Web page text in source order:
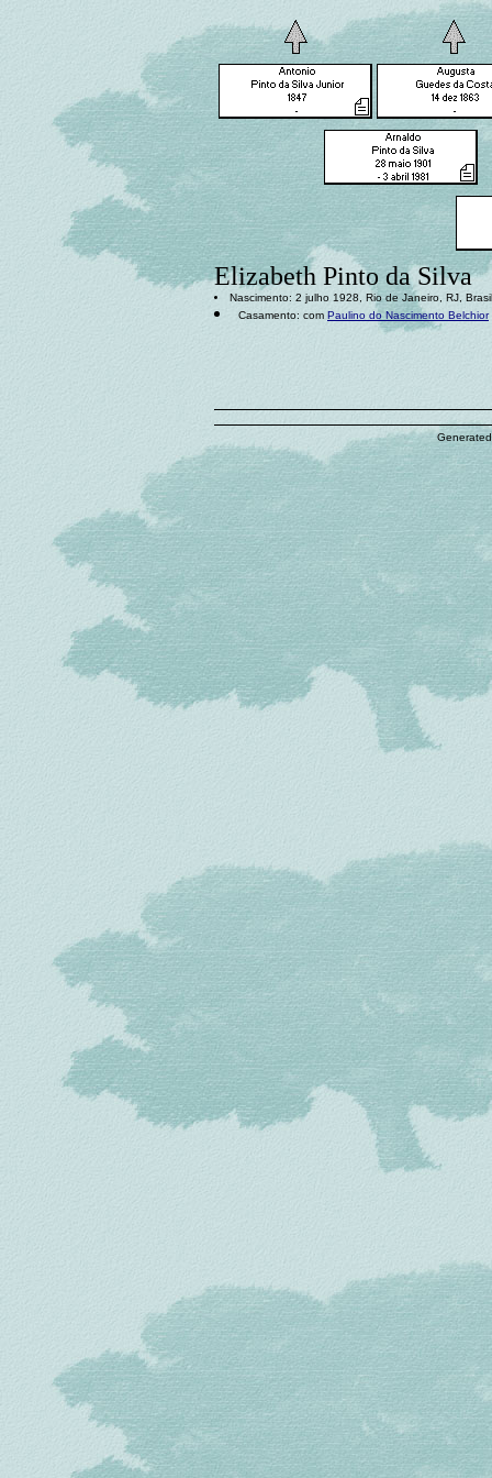
Elizabeth Pinto da Silva
Nascimento: 2 julho 1928, Rio de Janeiro, RJ, Brasil
Casamento: com Paulino do Nascimento Belchior